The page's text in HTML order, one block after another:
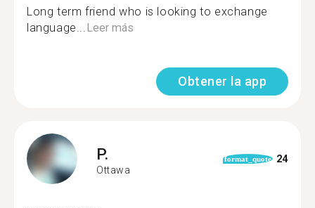
Long term friend who is looking to exchange
language...Leer más
Obtener la app
P.
Ottawa
format_quote 24